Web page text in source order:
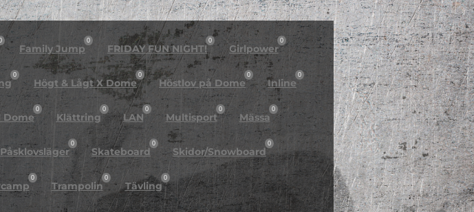
Family Jump
0
FRIDAY FUN NIGHT!
0
Girlpower
0
0
Högt & Lågt X Dome
0
Höstlov på Dome
0
Inline
0
Dome
0
Klättring
0
LAN
0
Multisport
0
Mässa
0
Påsklovsläger
0
Skateboard
0
Skidor/Snowboard
0
0
Trampolin
0
Tävling
0